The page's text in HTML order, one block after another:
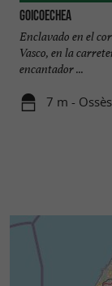
Goicoechea
Enclavado en el
Vasco, en la
encantador ...
7 m - Ossès